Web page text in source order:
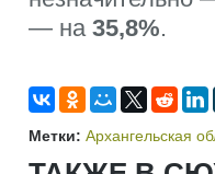
— на 35,8%.
Метки: Архангельская